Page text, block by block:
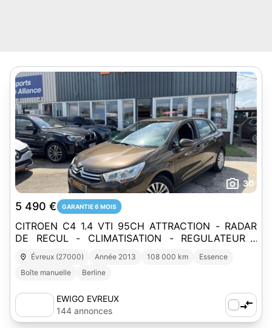
30
5 490 € GARANTIE 6 MOIS
CITROEN C4 1.4 VTI 95CH ATTRACTION - RADAR
DE RECUL - CLIMATISATION - REGULATEUR /
LIMITEUR
Évreux (27000) Année 2013 108 000 km
Essence
Boîte manuelle
Berline
EWIGO EVREUX
144 annonces